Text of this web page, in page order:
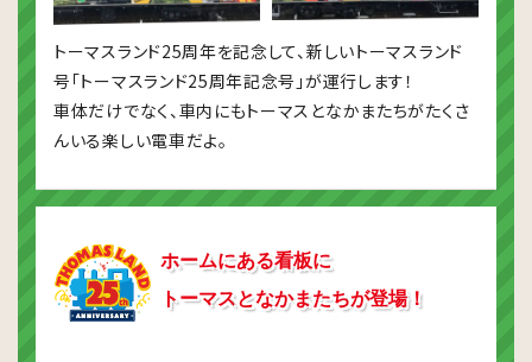
トーマスランド25周年を記念して、新しいトーマスランド
号「トーマスランド25周年記念号」が運行します！
車体だけでなく、車内にもトーマスとなかまたちがたくさ
んいる楽しい電車だよ。
ホームにある看板に
トーマスとなかまたちが登場！